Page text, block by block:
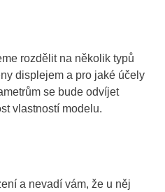
rozdělit na několik typů
displejem a pro jaké účely
se bude odvíjet
vlastností modelu.
a nevadí vám, že u něj